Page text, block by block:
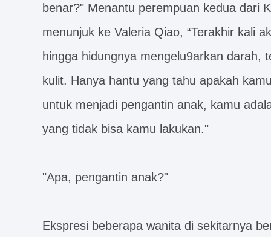
benar?" Menantu perempuan kedua dari
menunjuk ke Valeria Qiao, “Terakhir kali
hingga hidungnya mengelu9arkan darah,
kulit. Hanya hantu yang tahu apakah
untuk menjadi pengantin anak, kamu
yang tidak bisa kamu lakukan."
"Apa, pengantin anak?"
Ekspresi beberapa wanita di sekitarnya